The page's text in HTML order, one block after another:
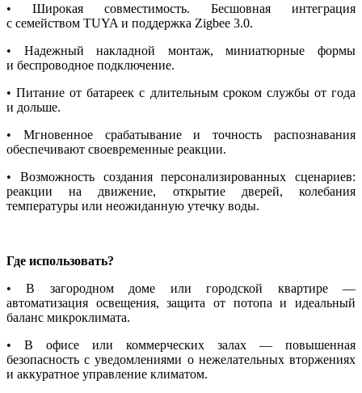
• Широкая совместимость. Бесшовная интеграция
с семейством TUYA и поддержка Zigbee 3.0.
• Надежный накладной монтаж, миниатюрные формы
и беспроводное подключение.
• Питание от батареек с длительным сроком службы от года
и дольше.
• Мгновенное срабатывание и точность распознавания
обеспечивают своевременные реакции.
• Возможность создания персонализированных сценариев:
реакции на движение, открытие дверей, колебания
температуры или неожиданную утечку воды.
Где использовать?
• В загородном доме или городской квартире —
автоматизация освещения, защита от потопа и идеальный
баланс микроклимата.
• В офисе или коммерческих залах — повышенная
безопасность с уведомлениями о нежелательных вторжениях
и аккуратное управление климатом.